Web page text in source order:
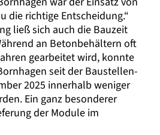
die richtige Entscheidung.“
ließ sich auch die Bauzeit
an Beton­behältern oft
gearbeitet wird, konnte
seit der Baustellen­
2025 innerhalb weniger
Ein ganz besonderer
der Module im